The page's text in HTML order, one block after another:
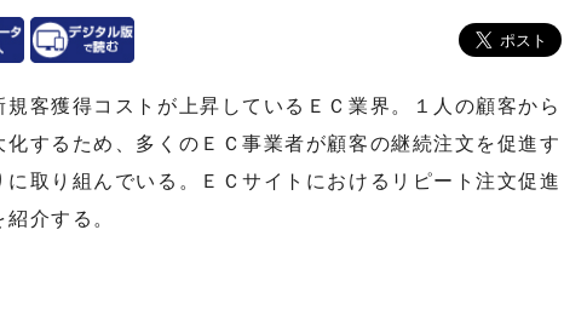
客獲得コストが上昇しているＥＣ業界。１人の顧客から
化するため、多くのＥＣ事業者が顧客の継続注文を促進す
に取り組んでいる。ＥＣサイトにおけるリピート注文促進
介する。